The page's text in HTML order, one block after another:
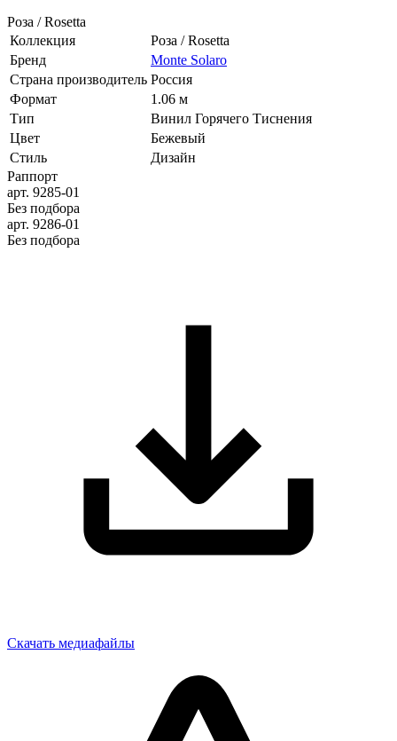
Роза / Rosetta
Коллекция
Роза / Rosetta
Бренд
Monte Solaro
Страна производитель Россия
Формат
1.06 м
Тип
Винил Горячего Тиснения
Цвет
Бежевый
Стиль
Дизайн
Раппорт
арт. 9285-01
Без подбора
арт. 9286-01
Без подбора
Скачать медиафайлы